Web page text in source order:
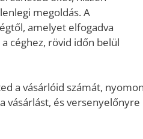
megoldás. A
amelyet elfogadva
céghez, rövid időn belül
a vásárlóid számát, nyomon
vásárlást, és versenyelőnyre